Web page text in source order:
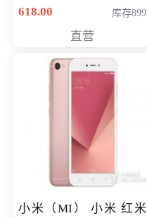
618.00
库存899
直营
小米（MI） 小米 红米